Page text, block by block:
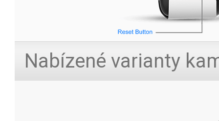
Nabízené varianty